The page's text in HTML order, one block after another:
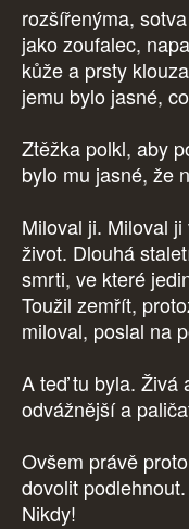
rozšířenýma,
jako zoufalec,
kůže a prsty
jemu bylo jasné,
Ztěžka polkl, aby
bylo mu jasné, že
Miloval ji. Miloval
život. Dlouhá
smrti, ve které
Toužil zemřít,
miloval, poslal na
A teď tu byla. Živá
odvážnější a
Ovšem právě
dovolit
Nikdy!